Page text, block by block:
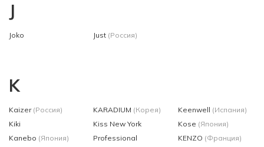
J
Joko Just (Россия)
K
Kaizer (Россия)
Kiki
Kanebo (Япония)
KARADIUM (Корея)
Kiss New York
Professional
Keenwell (Испания)
Kose (Япония)
KENZO (Франция)